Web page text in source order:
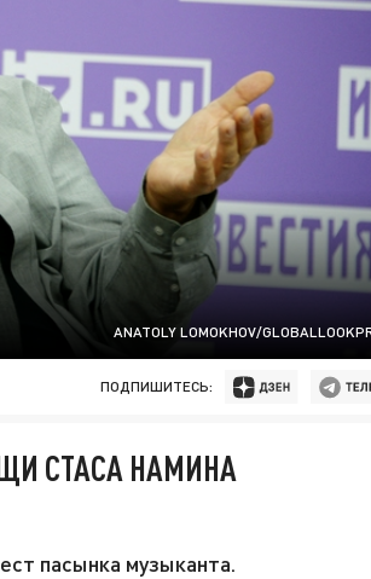
ANATOLY LOMOKHOV/
ПОДПИШИТЕСЬ:
СТАСА НАМИНА
пасынка музыканта.